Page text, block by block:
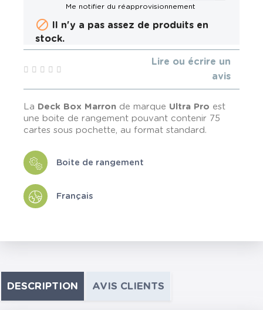
 Il n'y a pas assez de produits en
stock.
Lire ou écrire un
avis
La Deck Box Marron de marque Ultra Pro est
une boite de rangement pouvant contenir 75
cartes sous pochette, au format standard.
Boite de rangement
Français
DESCRIPTION AVIS CLIENTS